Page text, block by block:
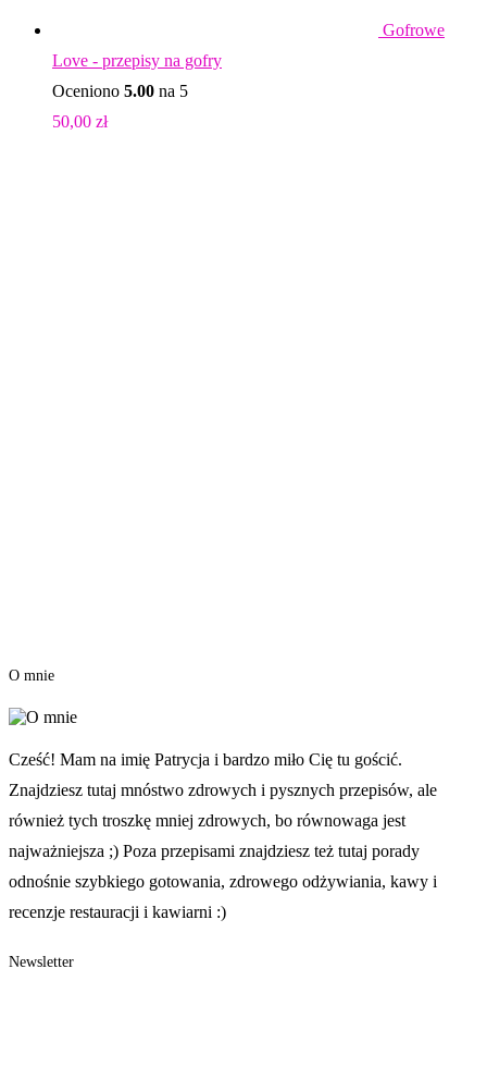
Gofrowe
Love - przepisy na gofry
Oceniono 5.00 na 5
50,00 zł
O mnie
Cześć! Mam na imię Patrycja i bardzo miło Cię tu gościć.
Znajdziesz tutaj mnóstwo zdrowych i pysznych przepisów, ale
również tych troszkę mniej zdrowych, bo równowaga jest
najważniejsza ;) Poza przepisami znajdziesz też tutaj porady
odnośnie szybkiego gotowania, zdrowego odżywiania, kawy i
recenzje restauracji i kawiarni :)
Newsletter